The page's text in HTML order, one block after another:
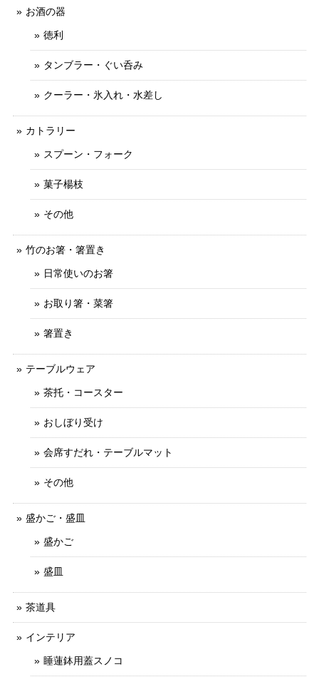
お酒の器
徳利
タンブラー・ぐい呑み
クーラー・氷入れ・水差し
カトラリー
スプーン・フォーク
菓子楊枝
その他
竹のお箸・箸置き
日常使いのお箸
お取り箸・菜箸
箸置き
テーブルウェア
茶托・コースター
おしぼり受け
会席すだれ・テーブルマット
その他
盛かご・盛皿
盛かご
盛皿
茶道具
インテリア
睡蓮鉢用蓋スノコ